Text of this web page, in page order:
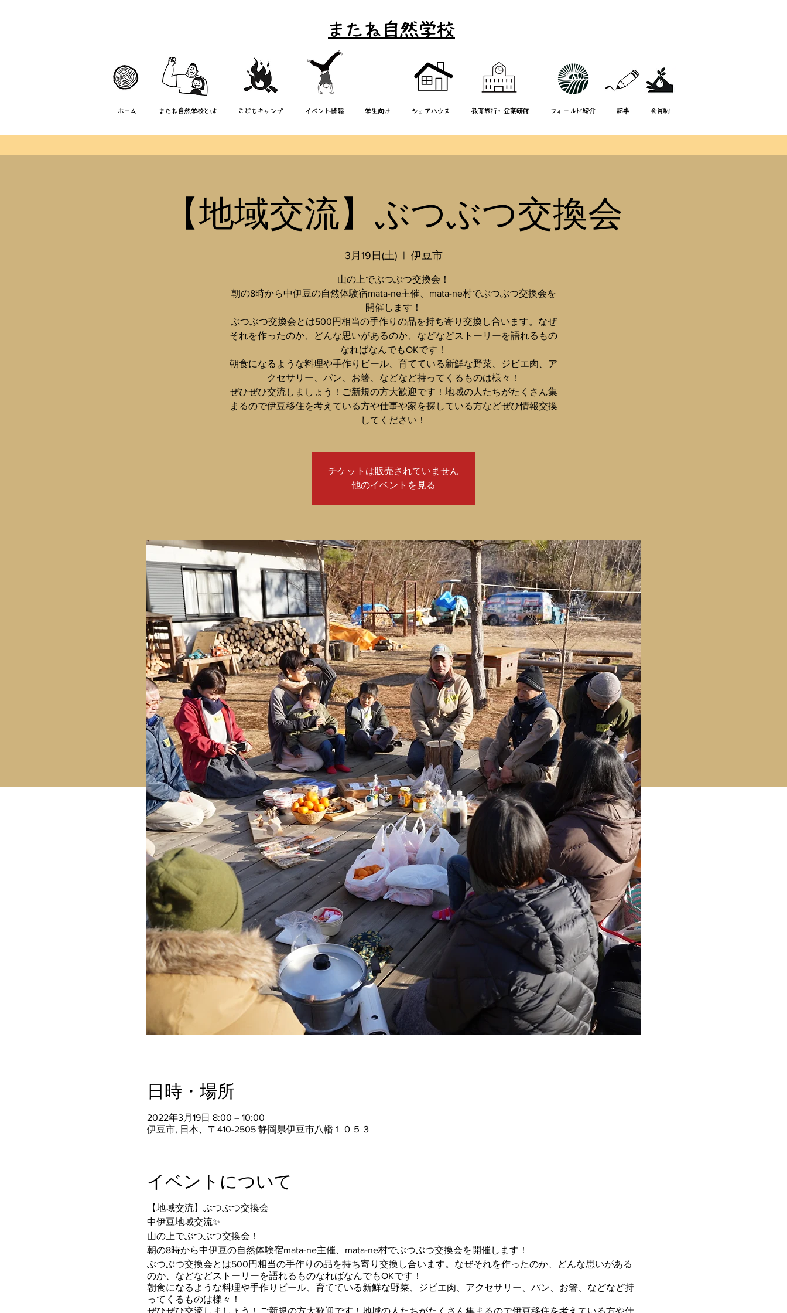
またね自然学校
ホーム またね自然学校とは こどもキャンプ イベント情報 学生向け シェアハウス 教育旅行・企業研修 フィールド紹介 記事 会員制
【地域交流】ぶつぶつ交換会
3月19日(土)
  |
伊豆市
山の上でぶつぶつ交換会！
朝の8時から中伊豆の自然体験宿mata-ne主催、mata-ne村でぶつぶつ交換会を
開催します！
ぶつぶつ交換会とは500円相当の手作りの品を持ち寄り交換し合います。なぜ
それを作ったのか、どんな思いがあるのか、などなどストーリーを語れるもの
なればなんでもOKです！
朝食になるような料理や手作りビール、育てている新鮮な野菜、ジビエ肉、ア
クセサリー、パン、お箸、などなど持ってくるものは様々！
ぜひぜひ交流しましょう！ご新規の方大歓迎です！地域の人たちがたくさん集
まるので伊豆移住を考えている方や仕事や家を探している方などぜひ情報交換
チケットは販売されていません
他のイベントを見る
日時・場所
2022年3月19日 8:00 – 10:00
伊豆市, 日本、〒410-2505 静岡県伊豆市八幡１０５３
イベントについて
【地域交流】ぶつぶつ交換会
中伊豆地域交流✨
山の上でぶつぶつ交換会！
朝の8時から中伊豆の自然体験宿mata-ne主催、mata-ne村でぶつぶつ交換会を開催します！
ぶつぶつ交換会とは500円相当の手作りの品を持ち寄り交換し合います。なぜそれを作ったのか、どんな思いがある
のか、などなどストーリーを語れるものなればなんでもOKです！
朝食になるような料理や手作りビール、育てている新鮮な野菜、ジビエ肉、アクセサリー、パン、お箸、などなど持
ってくるものは様々！
ぜひぜひ交流しましょう！ご新規の方大歓迎です！地域の人たちがたくさん集まるので伊豆移住を考えている方や仕